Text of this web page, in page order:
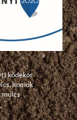
kődekor
homok
mulcs